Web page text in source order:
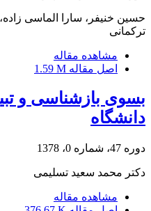
حسین خنیفر، سارا الماسی
ترکمانی
مشاهده مقاله
اصل مقاله 1.59 M
بسوی بازشناسی و
دانشگاه
دوره 47، شماره 0، 1378
دکتر محمد سعید تسلیمی
مشاهده مقاله